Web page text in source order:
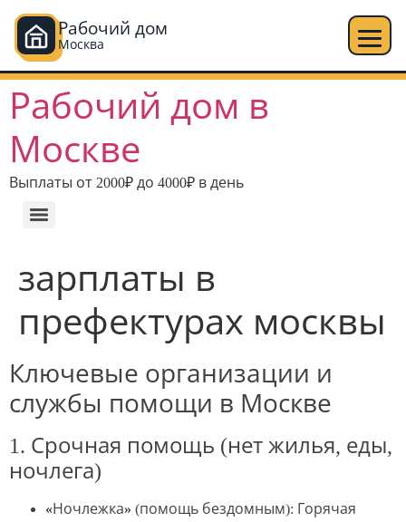
Рабочий дом
Москва
Рабочий дом в
Москве
Выплаты от 2000₽ до 4000₽ в день
зарплаты в
префектурах москвы
Ключевые организации и
службы помощи в Москве
1. Срочная помощь (нет жилья, еды,
ночлега)
«Ночлежка» (помощь бездомным): Горячая